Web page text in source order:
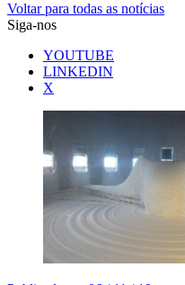
Voltar para todas as notícias
Siga-nos
YOUTUBE
LINKEDIN
X